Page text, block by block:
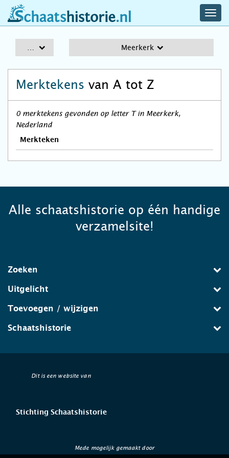
schaatshistorie.nl
Meerkerk
Merktekens van A tot Z
0 merktekens gevonden op letter T in Meerkerk,
Nederland
Merkteken
Alle schaatshistorie op één handige
verzamelsite!
Zoeken
Uitgelicht
Toevoegen / wijzigen
Schaatshistorie
Dit is een website van
Stichting Schaatshistorie
Mede mogelijk gemaakt door